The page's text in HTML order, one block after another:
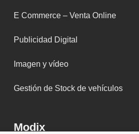
E Commerce – Venta Online
Publicidad Digital
Imagen y vídeo
Gestión de Stock de vehículos
Modix